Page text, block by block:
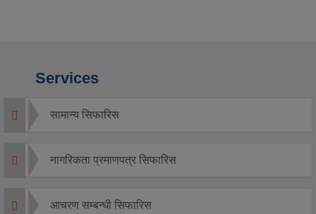
Services
सामान्य सिफारिस
नागरिकता प्रमाणपत्र सिफारिस
आचरण सम्बन्धी सिफारिस